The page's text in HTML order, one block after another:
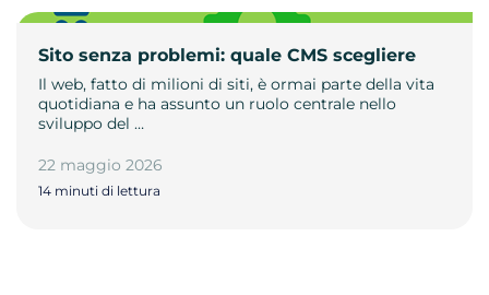
Sito senza problemi: quale CMS scegliere
Il web, fatto di milioni di siti, è ormai parte della vita
quotidiana e ha assunto un ruolo centrale nello
sviluppo del …
22 maggio 2026
14 minuti di lettura